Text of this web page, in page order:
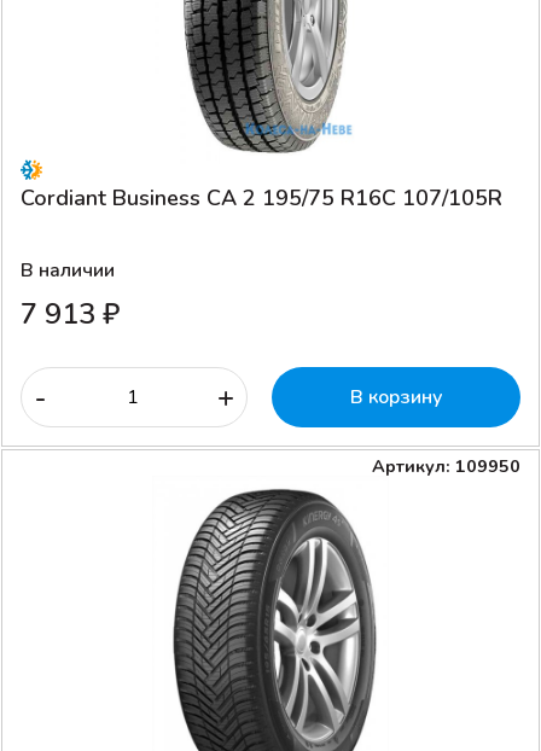
Cordiant Business CA 2 195/75 R16C 107/105R
В наличии
7 913 ₽
- + В корзину
Артикул: 109950